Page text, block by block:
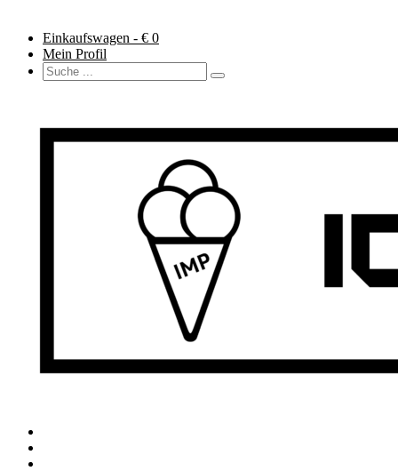
Einkaufswagen - € 0
Mein Profil